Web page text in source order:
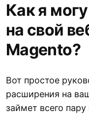
Как я
на свой
Magento?
Вот простое
расширения на
займет всего